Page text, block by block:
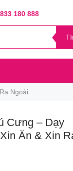
180 888
Ngoài
Cưng – Dạy
Ăn & Xin